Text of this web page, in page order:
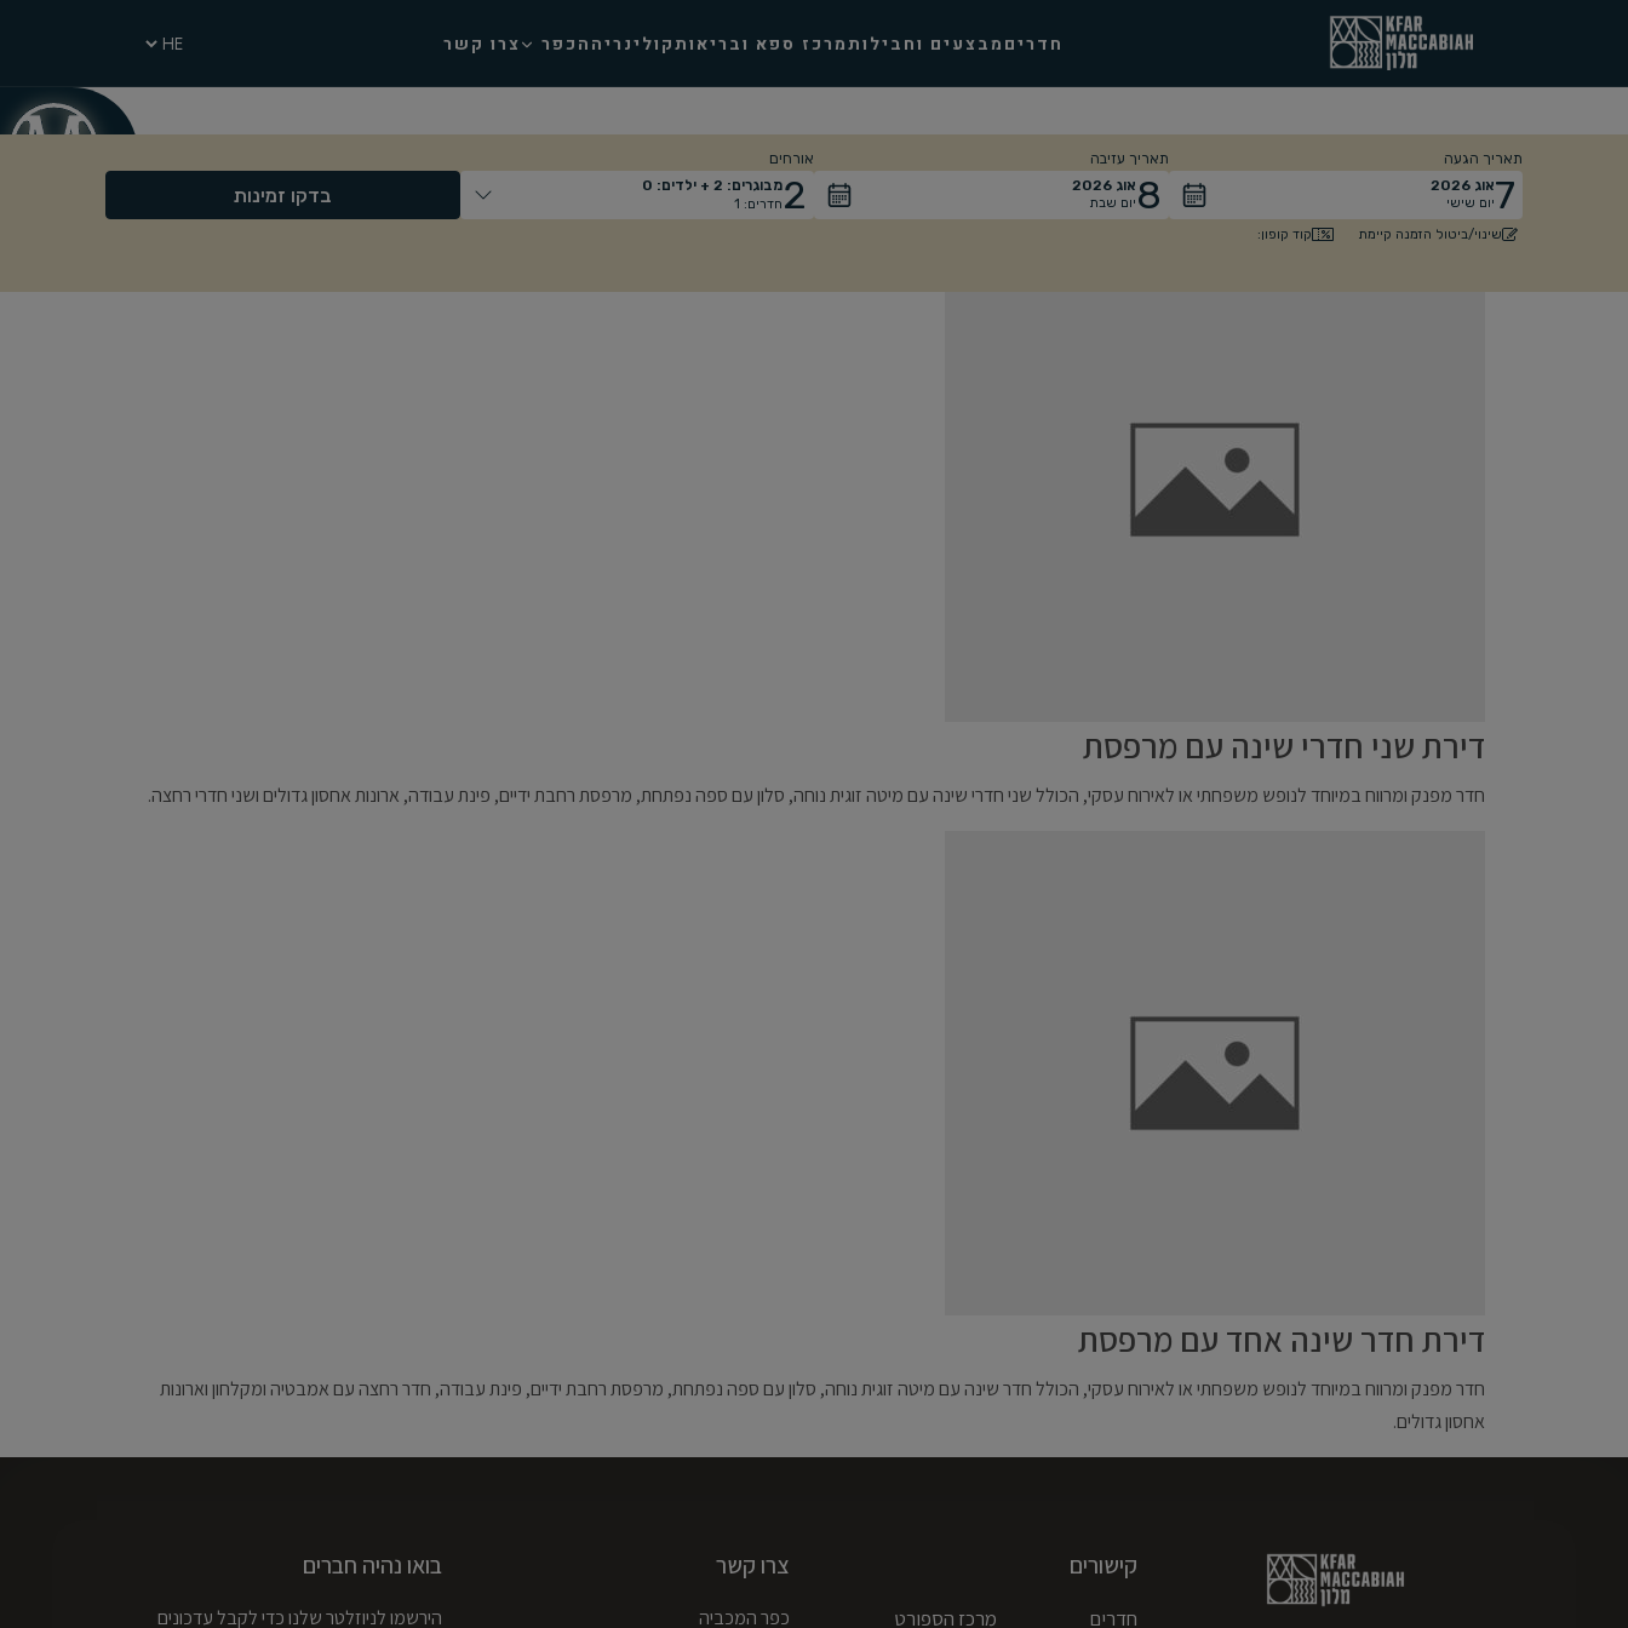
חדריםמבצעים וחבילותמרכז ספא ובריאותקולינריההכפר צרו קשר
תאריך הגעה
7אוג 2026
יום שישי
תאריך עזיבה
8 אוג 2026
יום שבת
אורחים
אורחים
2מבוגרים: 2 + ילדים: 0
חדרים: 1
קוד קופון:
שינוי/ביטול הזמנה קיימת
בדקו זמינות
דירת שני חדרי שינה עם מרפסת
חדר מפנק ומרווח במיוחד לנופש משפחתי או לאירוח עסקי, הכולל שני חדרי שינה עם מיטה זוגית נוחה, סלון עם ספה נפתחת, מרפסת רחבת ידיים, פינת עבודה, ארונות אחסון גדולים ושני חדרי רחצה.
דירת חדר שינה אחד עם מרפסת
חדר מפנק ומרווח במיוחד לנופש משפחתי או לאירוח עסקי, הכולל חדר שינה עם מיטה זוגית נוחה, סלון עם ספה נפתחת, מרפסת רחבת ידיים, פינת עבודה, חדר רחצה עם אמבטיה ומקלחון וארונות
אחסון גדולים.
קישורים
חדרים מרכז הספורט
צרו קשר
כפר המכביה
בואו נהיה חברים
הירשמו לניוזלטר שלנו כדי לקבל עדכונים